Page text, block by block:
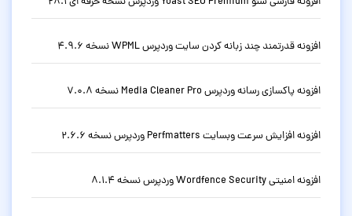
افزونه قدرتمند چند زبانه کردن سایت وردپرس WPML نسخه 4.9.6
افزونه پاکسازی رسانه وردپرس Media Cleaner Pro نسخه 7.0.8
افزونه افزایش سرعت وبسایت Perfmatters وردپرس نسخه 2.6.6
افزونه امنیتی Wordfence Security وردپرس نسخه 8.1.4